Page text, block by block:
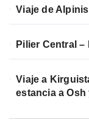
Viaje de
Pilier Central
Viaje a
estancia a